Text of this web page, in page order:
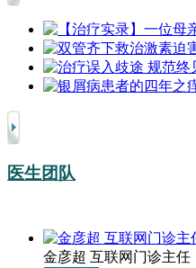
医生团队
金彦超 互联网门诊主任